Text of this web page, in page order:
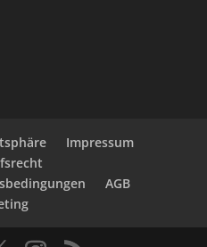
Impressum
AGB